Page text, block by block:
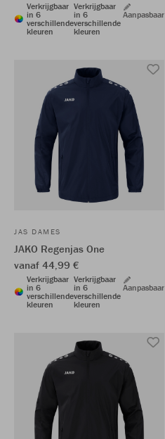
Verkrijgbaar
in 6
verschillende
kleuren
Verkrijgbaar
in 6
verschillende
kleuren
Aanpasbaar
JAS DAMES
JAKO Regenjas One
vanaf 44,99 €
Verkrijgbaar
in 6
verschillende
kleuren
Verkrijgbaar
in 6
verschillende
kleuren
Aanpasbaar